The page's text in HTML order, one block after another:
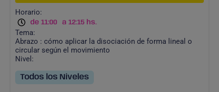
Horario:
de 11:00 a 12:15 hs.
Tema:
Abrazo : cómo aplicar la disociación de forma lineal o
circular según el movimiento
Nivel:
Todos los Niveles